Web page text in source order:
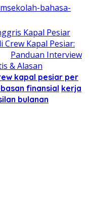
Kapal Pesiar
Crew Kapal Pesiar:
Panduan Interview
& Alasan
kapal pesiar per
finansial kerja
bulanan